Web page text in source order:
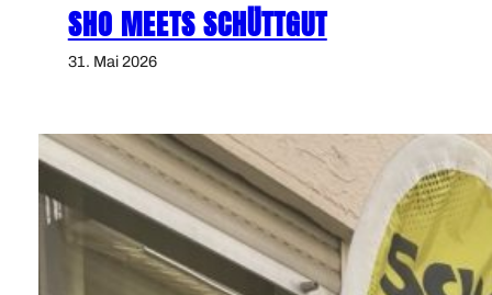
SHO MEETS SCHÜTTGUT
31. Mai 2026